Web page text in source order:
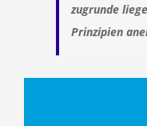
zugrunde
Prinzipien